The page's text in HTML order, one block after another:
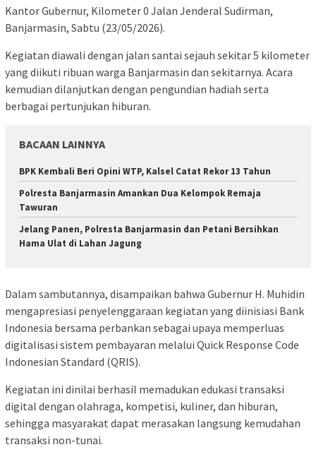
Kantor Gubernur, Kilometer 0 Jalan Jenderal Sudirman,
Banjarmasin, Sabtu (23/05/2026).
Kegiatan diawali dengan jalan santai sejauh sekitar 5 kilometer
yang diikuti ribuan warga Banjarmasin dan sekitarnya. Acara
kemudian dilanjutkan dengan pengundian hadiah serta
berbagai pertunjukan hiburan.
BACAAN LAINNYA
BPK Kembali Beri Opini WTP, Kalsel Catat Rekor 13 Tahun
Polresta Banjarmasin Amankan Dua Kelompok Remaja
Tawuran
Jelang Panen, Polresta Banjarmasin dan Petani Bersihkan
Hama Ulat di Lahan Jagung
Dalam sambutannya, disampaikan bahwa Gubernur H. Muhidin
mengapresiasi penyelenggaraan kegiatan yang diinisiasi Bank
Indonesia bersama perbankan sebagai upaya memperluas
digitalisasi sistem pembayaran melalui Quick Response Code
Indonesian Standard (QRIS).
Kegiatan ini dinilai berhasil memadukan edukasi transaksi
digital dengan olahraga, kompetisi, kuliner, dan hiburan,
sehingga masyarakat dapat merasakan langsung kemudahan
transaksi non-tunai.